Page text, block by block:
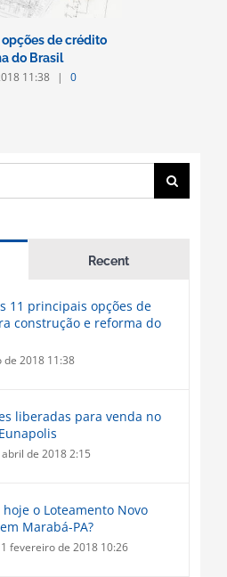
de crédito
do Brasil
11:38 |
0
Recent
11 principais opções de
construção e reforma do
2018 11:38
liberadas para venda no
de 2018 2:15
hoje o Loteamento Novo
Marabá-PA?
fevereiro de 2018 10:26